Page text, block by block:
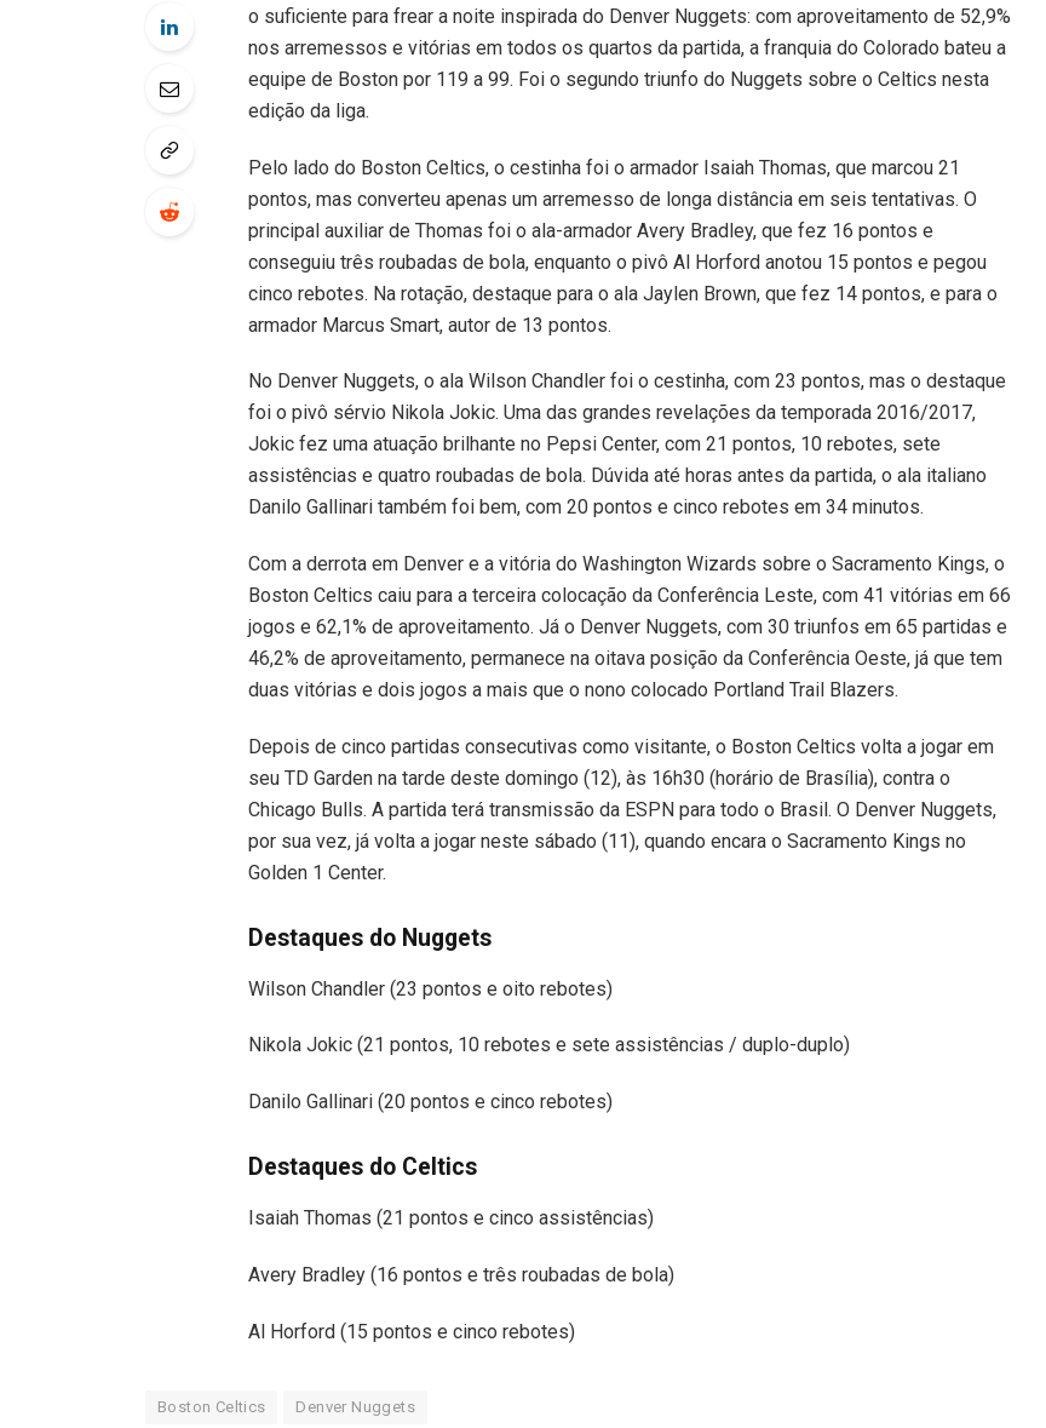
o suficiente para frear a noite inspirada do Denver Nuggets: com aproveitamento de 52,9%
nos arremessos e vitórias em todos os quartos da partida, a franquia do Colorado bateu a
equipe de Boston por 119 a 99. Foi o segundo triunfo do Nuggets sobre o Celtics nesta
edição da liga.
Pelo lado do Boston Celtics, o cestinha foi o armador Isaiah Thomas, que marcou 21
pontos, mas converteu apenas um arremesso de longa distância em seis tentativas. O
principal auxiliar de Thomas foi o ala-armador Avery Bradley, que fez 16 pontos e
conseguiu três roubadas de bola, enquanto o pivô Al Horford anotou 15 pontos e pegou
cinco rebotes. Na rotação, destaque para o ala Jaylen Brown, que fez 14 pontos, e para o
armador Marcus Smart, autor de 13 pontos.
No Denver Nuggets, o ala Wilson Chandler foi o cestinha, com 23 pontos, mas o destaque
foi o pivô sérvio Nikola Jokic. Uma das grandes revelações da temporada 2016/2017,
Jokic fez uma atuação brilhante no Pepsi Center, com 21 pontos, 10 rebotes, sete
assistências e quatro roubadas de bola. Dúvida até horas antes da partida, o ala italiano
Danilo Gallinari também foi bem, com 20 pontos e cinco rebotes em 34 minutos.
Com a derrota em Denver e a vitória do Washington Wizards sobre o Sacramento Kings, o
Boston Celtics caiu para a terceira colocação da Conferência Leste, com 41 vitórias em 66
jogos e 62,1% de aproveitamento. Já o Denver Nuggets, com 30 triunfos em 65 partidas e
46,2% de aproveitamento, permanece na oitava posição da Conferência Oeste, já que tem
duas vitórias e dois jogos a mais que o nono colocado Portland Trail Blazers.
Depois de cinco partidas consecutivas como visitante, o Boston Celtics volta a jogar em
seu TD Garden na tarde deste domingo (12), às 16h30 (horário de Brasília), contra o
Chicago Bulls. A partida terá transmissão da ESPN para todo o Brasil. O Denver Nuggets,
por sua vez, já volta a jogar neste sábado (11), quando encara o Sacramento Kings no
Golden 1 Center.
Destaques do Nuggets
Wilson Chandler (23 pontos e oito rebotes)
Nikola Jokic (21 pontos, 10 rebotes e sete assistências / duplo-duplo)
Danilo Gallinari (20 pontos e cinco rebotes)
Destaques do Celtics
Isaiah Thomas (21 pontos e cinco assistências)
Avery Bradley (16 pontos e três roubadas de bola)
Al Horford (15 pontos e cinco rebotes)
Boston Celtics Denver Nuggets